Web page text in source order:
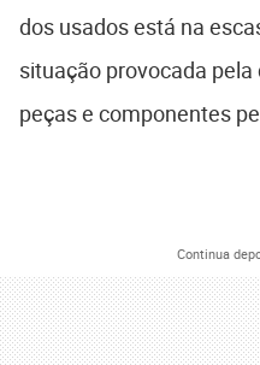
dos usados está na
situação provocada
peças e componentes
Continua